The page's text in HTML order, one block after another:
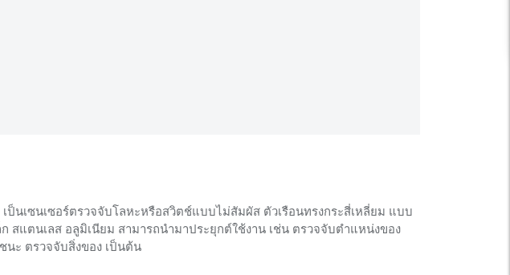
เป็นเซนเซอร์ตรวจจับโลหะหรือสวิตช์แบบไม่สัมผัส ตัวเรือนทรงกระสี่เหลี่ยม แบบ
สแตนเลส อลูมิเนียม สามารถนำมาประยุกต์ใช้งาน เช่น ตรวจจับตำแหน่งของ
นะ ตรวจจับสิ่งของ เป็นต้น